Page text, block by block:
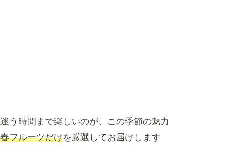
う時間まで楽しいのが、この季節の魅力
フルーツだけを厳選してお届けします